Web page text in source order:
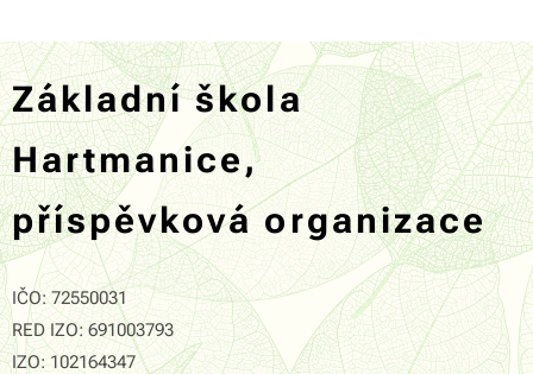
Základní škola
Hartmanice,
příspěvková organizace
IČO: 72550031
RED IZO: 691003793
IZO: 102164347